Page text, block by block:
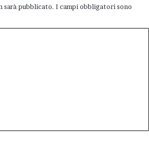
sarà pubblicato. I campi obbligatori sono